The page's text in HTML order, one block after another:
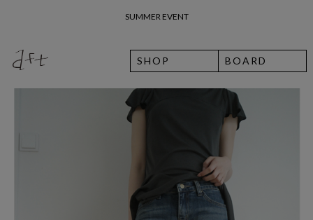
26 여름 휴가 안내
SHOP BOARD